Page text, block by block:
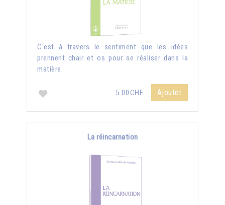
C'est à travers le sentiment que les idées
prennent chair et os pour se réaliser dans la
matière.
5.00CHF Ajouter
La réincarnation